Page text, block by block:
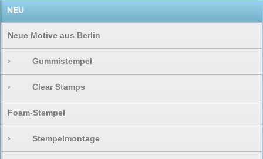
NEU
Neue Motive aus Berlin
› Gummistempel
› Clear Stamps
Foam-Stempel
› Stempelmontage